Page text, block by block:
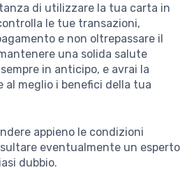
di utilizzare la tua carta in
le tue transazioni,
e non oltrepassare il
una solida salute
in anticipo, e avrai la
meglio i benefici della tua
appieno le condizioni
eventualmente un esperto
dubbio.